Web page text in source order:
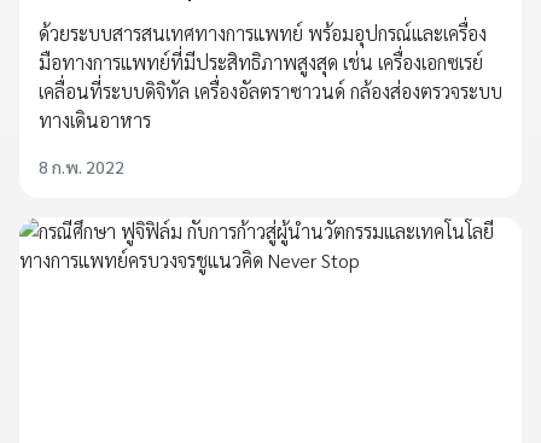
ด้วยระบบสารสนเทศทางการแพทย์ พร้อมอุปกรณ์และเครื่อง
มือทางการแพทย์ที่มีประสิทธิภาพสูงสุด เช่น เครื่องเอกซเรย์
เคลื่อนที่ระบบดิจิทัล เครื่องอัลตราซาวนด์ กล้องส่องตรวจระบบ
ทางเดินอาหาร
8 ก.พ. 2022